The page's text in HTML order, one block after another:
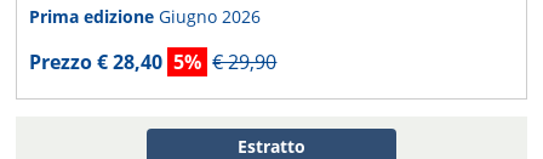
Prima edizioneGiugno 2026
Prezzo € 28,40 5% € 29,90
Estratto